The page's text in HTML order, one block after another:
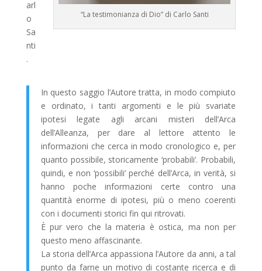
“La testimonianza di Dio” di Carlo Santi
arl
o
Sa
nti
.
In questo saggio l’Autore tratta, in modo compiuto
e ordinato, i tanti argomenti e le più svariate
ipotesi legate agli arcani misteri dell’Arca
dell’Alleanza, per dare al lettore attento le
informazioni che cerca in modo cronologico e, per
quanto possibile, storicamente ‘probabili’. Probabili,
quindi, e non ‘possibili’ perché dell’Arca, in verità, si
hanno poche informazioni certe contro una
quantità enorme di ipotesi, più o meno coerenti
con i documenti storici fin qui ritrovati.
È pur vero che la materia è ostica, ma non per
questo meno affascinante.
La storia dell’Arca appassiona l’Autore da anni, a tal
punto da farne un motivo di costante ricerca e di